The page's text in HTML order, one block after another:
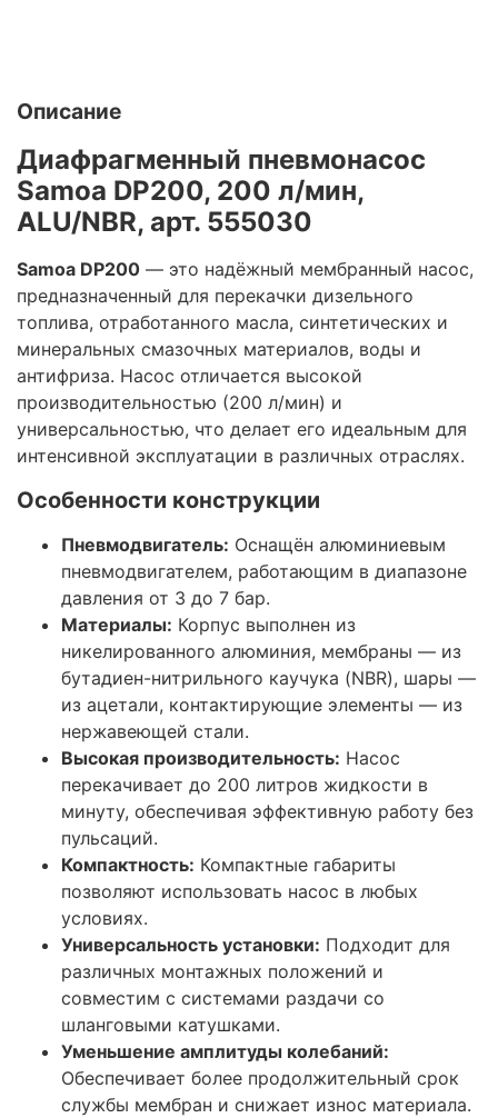
Описание
Диафрагменный пневмонасос
Samoa DP200, 200 л/мин,
ALU/NBR, арт. 555030
Samoa DP200 — это надёжный мембранный насос,
предназначенный для перекачки дизельного
топлива, отработанного масла, синтетических и
минеральных смазочных материалов, воды и
антифриза. Насос отличается высокой
производительностью (200 л/мин) и
универсальностью, что делает его идеальным для
интенсивной эксплуатации в различных отраслях.
Особенности конструкции
Пневмодвигатель: Оснащён алюминиевым
пневмодвигателем, работающим в диапазоне
давления от 3 до 7 бар.
Материалы: Корпус выполнен из
никелированного алюминия, мембраны — из
бутадиен-нитрильного каучука (NBR), шары —
из ацетали, контактирующие элементы — из
нержавеющей стали.
Высокая производительность: Насос
перекачивает до 200 литров жидкости в
минуту, обеспечивая эффективную работу без
пульсаций.
Компактность: Компактные габариты
позволяют использовать насос в любых
условиях.
Универсальность установки: Подходит для
различных монтажных положений и
совместим с системами раздачи со
шланговыми катушками.
Уменьшение амплитуды колебаний:
Обеспечивает более продолжительный срок
службы мембран и снижает износ материала.